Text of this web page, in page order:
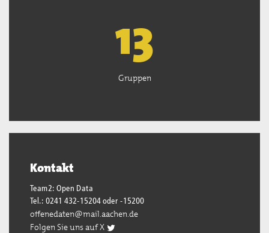
13
Gruppen
Kontakt
Team2: Open Data
Tel.: 0241 432-15204 oder -15200
offenedaten@mail.aachen.de
Folgen Sie uns auf X